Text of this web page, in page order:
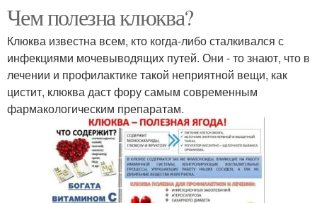
Чем полезна клюква?
Клюква известна всем, кто когда-либо сталкивался с
инфекциями мочевыводящих путей. Они - то знают, что в
лечении и профилактике такой неприятной вещи, как
цистит, клюква даст фору самым современным
фармакологическим препаратам.